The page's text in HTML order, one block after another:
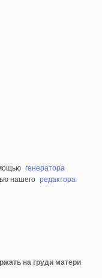
генератора
нашего редактора
на груди матери